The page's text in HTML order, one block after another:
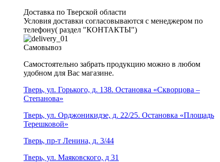
Доставка по Тверской области
Условия доставки согласовываются с менеджером по
телефону( раздел "КОНТАКТЫ")
Самовывоз
Самостоятельно забрать продукцию можно в любом
удобном для Вас магазине.
Тверь, ул. Горького, д. 138. Остановка «Скворцова –
Степанова»
Тверь, ул. Орджоникидзе, д. 22/25. Остановка «Площадь
Терешковой»
Тверь, пр-т Ленина, д. 3/44
Тверь, ул. Маяковского, д 31